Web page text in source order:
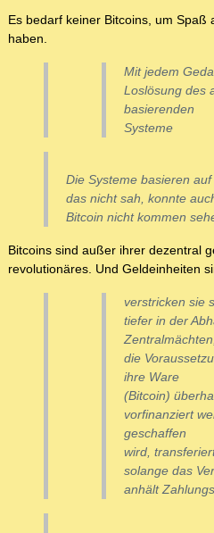
Es bedarf keiner Bitcoins, um Spaß
haben.
Mit jedem
Loslösung des
basierenden
Systeme
Die Systeme basieren
das nicht sah, konnte
Bitcoin nicht kommen
Bitcoins sind außer ihrer dezentral
revolutionäres. Und Geldeinheiten
verstricken sie
tiefer in der
die
ihre Ware
(Bitcoin)
vorfinanziert
geschaffen
wird,
solange das
anhält